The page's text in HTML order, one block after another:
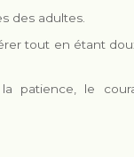
des adultes.
tout en étant
patience, le